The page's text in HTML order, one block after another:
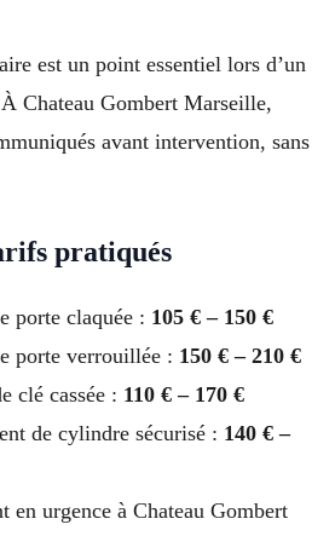
est un point essentiel lors d’un
Chateau Gombert Marseille,
avant intervention, sans
pratiqués
porte claquée : 105 € – 150 €
porte verrouillée : 150 € – 210 €
clé cassée : 110 € – 170 €
de cylindre sécurisé : 140 € –
en urgence à Chateau Gombert